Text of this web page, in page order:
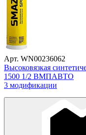
Арт. WN00236062
Высоковязкая
1500 1/2 ВМПАВТО
3 модификации